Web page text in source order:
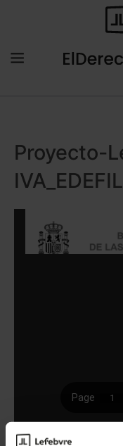
Proyecto-